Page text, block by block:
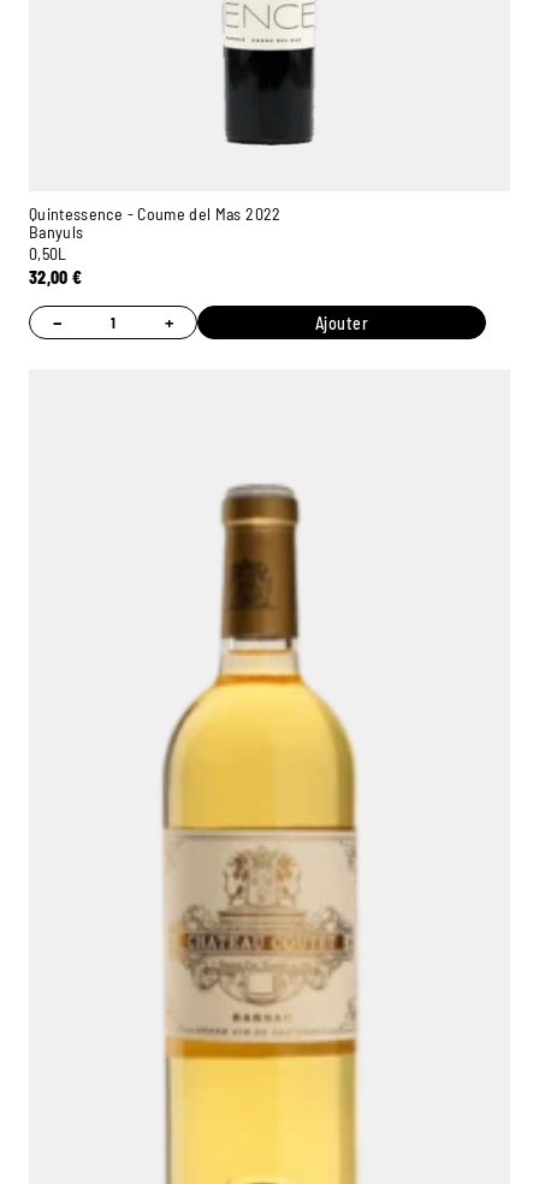
Quintessence - Coume del Mas 2022
Banyuls
0,50L
32,00€
− + Ajouter